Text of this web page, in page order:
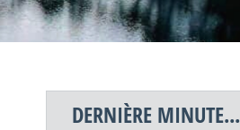
DERNIÈRE MINUTE...